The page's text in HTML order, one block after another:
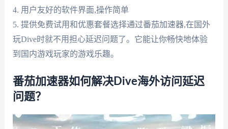
4. 用户友好的软件界面,操作简单
5. 提供免费试用和优惠套餐选择通过番茄加速器,在国外
玩Dive时就不用担心延迟问题了。它能让你畅快地体验
到国内游戏玩家的游戏乐趣。
番茄加速器如何解决Dive海外访问延迟
问题？